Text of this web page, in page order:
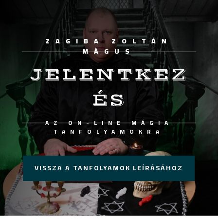
ZAGIBA ZOLTÁN
MÁGUS
JELENTKEZ
ÉS
AZ ON-LINE MÁGIA
TANFOLYAMOKRA
VISSZA A TANFOLYAMOK LEÍRÁSÁHOZ